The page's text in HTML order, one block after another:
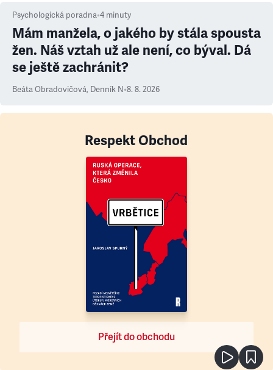
Psychologická poradna•4 minuty
Mám manžela, o jakého by stála spousta
žen. Náš vztah už ale není, co býval. Dá
se ještě zachránit?
Beáta Obradovičová, Denník N•8. 8. 2026
Respekt Obchod
Přejít do obchodu